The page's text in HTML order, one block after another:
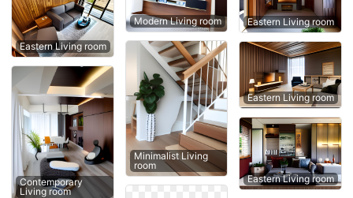
Eastern Living room
Contemporary
Living room
Modern Living room
Minimalist Living
room
Eastern Living room
Eastern Living room
Eastern Living room